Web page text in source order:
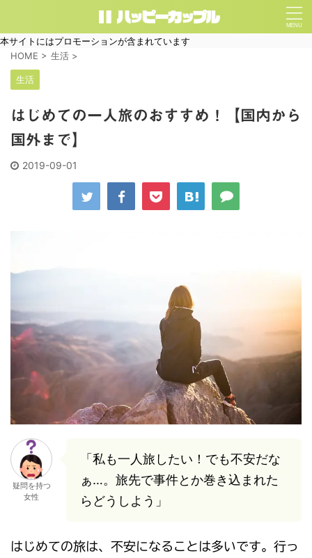
本サイトにはプロモーションが含まれています
HOME > 生活 >
生活
はじめての一人旅のおすすめ！【国内から
国外まで】
2019-09-01
疑問を持つ
女性
「私も一人旅したい！でも不安だな
ぁ…。旅先で事件とか巻き込まれた
らどうしよう」
はじめての旅は、不安になることは多いです。行っ